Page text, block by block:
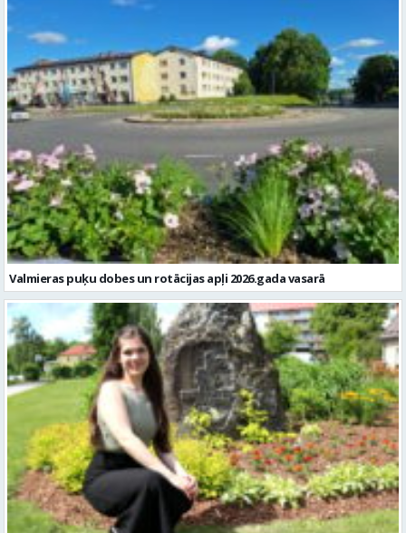
Valmieras puķu dobes un rotācijas apļi 2026.gada vasarā